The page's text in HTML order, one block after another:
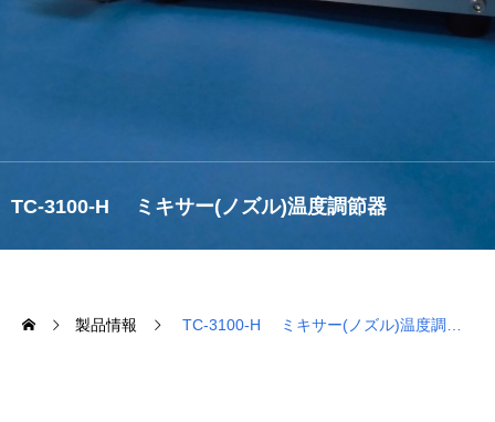
TC-3100-H ミキサー(ノズル)温度調節器
製品情報 TC-3100-H ミキサー(ノズル)温度調節器